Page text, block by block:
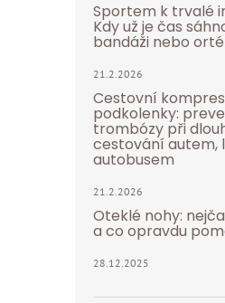
Sportem k trvalé
Kdy už je čas
bandáži nebo
21.2.2026
Cestovní
podkolenky:
trombózy při
cestování autem,
autobusem
21.2.2026
Oteklé nohy:
a co opravdu
28.12.2025